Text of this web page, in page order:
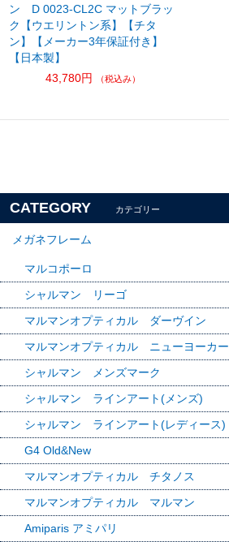
ン D 0023-CL2C マットブラッ
ク【ウエリントン系】【チタ
ン】【メーカー3年保証付き】
【日本製】
43,780円
（税込み）
CATEGORY カテゴリー
メガネフレーム
マルコポーロ
シャルマン リーゴ
マルマンオプティカル ダーヴイン
マルマンオプティカル ニューヨーカー
シャルマン メンズマーク
シャルマン ラインアート(メンズ)
シャルマン ラインアート(レディース)
G4 Old&New
マルマンオプティカル チタノス
マルマンオプティカル マルマン
Amiparis アミパリ